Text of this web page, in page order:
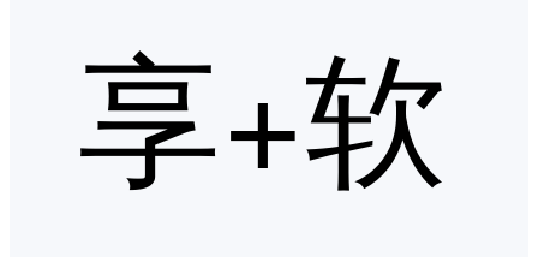
享+软